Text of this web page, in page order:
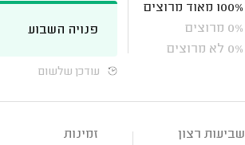
100% מאוד מרוצים
0% מרוצים
0% לא מרוצים
פנויה השבוע
עודכן שלשום
שביעות רצון
זמינות